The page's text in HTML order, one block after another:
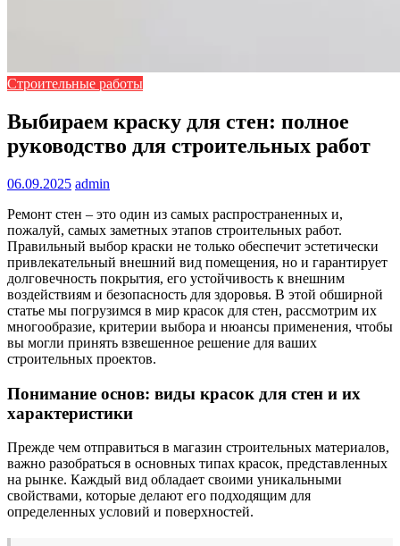
Строительные работы
Выбираем краску для стен: полное
руководство для строительных работ
06.09.2025 admin
Ремонт стен – это один из самых распространенных и,
пожалуй, самых заметных этапов строительных работ.
Правильный выбор краски не только обеспечит эстетически
привлекательный внешний вид помещения, но и гарантирует
долговечность покрытия, его устойчивость к внешним
воздействиям и безопасность для здоровья. В этой обширной
статье мы погрузимся в мир красок для стен, рассмотрим их
многообразие, критерии выбора и нюансы применения, чтобы
вы могли принять взвешенное решение для ваших
строительных проектов.
Понимание основ: виды красок для стен и их
характеристики
Прежде чем отправиться в магазин строительных материалов,
важно разобраться в основных типах красок, представленных
на рынке. Каждый вид обладает своими уникальными
свойствами, которые делают его подходящим для
определенных условий и поверхностей.